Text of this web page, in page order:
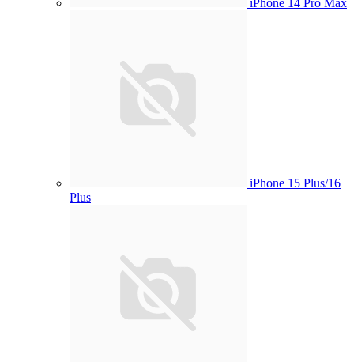
iPhone 14 Pro Max
iPhone 15 Plus/16
Plus